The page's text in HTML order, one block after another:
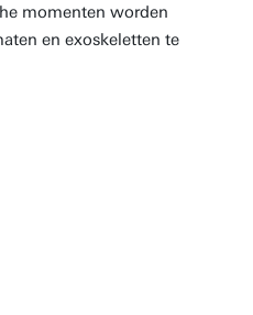
momenten worden
en exoskeletten te